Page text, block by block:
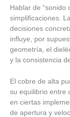
Hablar de “sonido
simplificaciones.
decisiones
influye, por
geometría, el
y la consistencia
El cobre de alta
su equilibrio entre
en ciertas
de apertura y